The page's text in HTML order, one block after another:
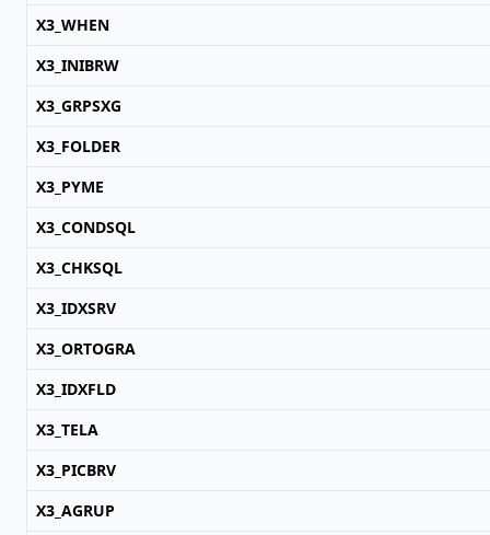
X3_WHEN
X3_INIBRW
X3_GRPSXG
X3_FOLDER
X3_PYME
X3_CONDSQL
X3_CHKSQL
X3_IDXSRV
X3_ORTOGRA
X3_IDXFLD
X3_TELA
X3_PICBRV
X3_AGRUP